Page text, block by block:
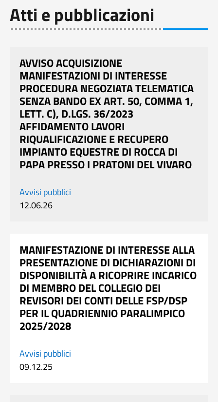
Atti e pubblicazioni
AVVISO ACQUISIZIONE
MANIFESTAZIONI DI INTERESSE
PROCEDURA NEGOZIATA TELEMATICA
SENZA BANDO EX ART. 50, COMMA 1,
LETT. C), D.LGS. 36/2023
AFFIDAMENTO LAVORI
RIQUALIFICAZIONE E RECUPERO
IMPIANTO EQUESTRE DI ROCCA DI
PAPA PRESSO I PRATONI DEL VIVARO
Avvisi pubblici
12.06.26
MANIFESTAZIONE DI INTERESSE ALLA
PRESENTAZIONE DI DICHIARAZIONI DI
DISPONIBILITÀ A RICOPRIRE INCARICO
DI MEMBRO DEL COLLEGIO DEI
REVISORI DEI CONTI DELLE FSP/DSP
PER IL QUADRIENNIO PARALIMPICO
2025/2028
Avvisi pubblici
09.12.25